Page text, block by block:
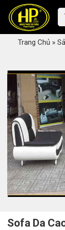
content
Trang Chủ »
Sofa Da